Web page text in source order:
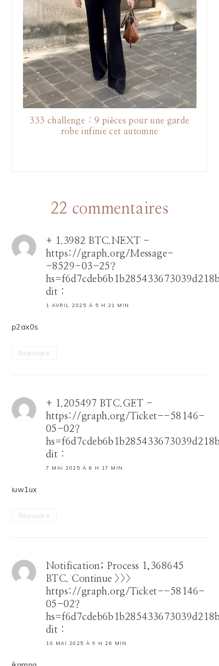
333 challenge : 9 pièces pour une garde
robe infinie cet automne
22 commentaires
+ 1.3982 BTC.NEXT -
https://graph.org/Message-
-8529-03-25?
dit :
1 AVRIL 2025 À 5 H 21 MIN
p2ax0s
Répondre
+ 1.205497 BTC.GET -
https://graph.org/Ticket--58146-
05-02?
dit :
7 MAI 2025 À 6 H 17 MIN
iuw1ux
Répondre
Notification; Process 1,368645
BTC. Continue >>>
https://graph.org/Ticket--58146-
05-02?
dit :
10 MAI 2025 À 9 H 26 MIN